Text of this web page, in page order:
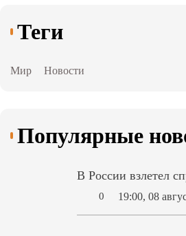
Теги
Мир Новости
Популярные
В России взлетел
0 19:00, 08